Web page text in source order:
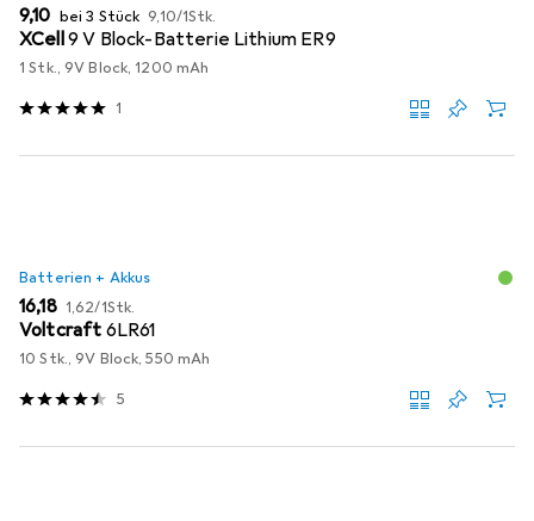
EUR
9,10 bei 3 Stück EUR
9,10/1Stk.
XCell9 V Block-Batterie Lithium ER9
1 Stk., 9V Block, 1200 mAh
1
Batterien + Akkus
EUR
16,18 EUR
1,62/1Stk.
Voltcraft 6LR61
10 Stk., 9V Block, 550 mAh
5